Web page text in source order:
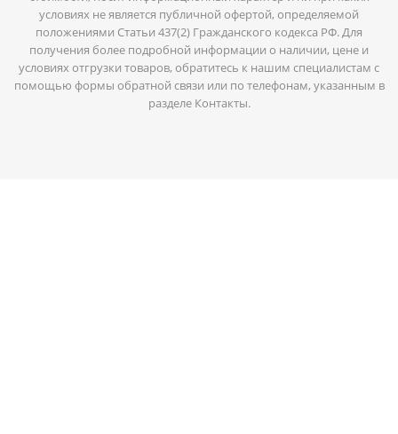
условиях не является публичной офертой, определяемой
положениями Статьи 437(2) Гражданского кодекса РФ. Для
получения более подробной информации о наличии, цене и
условиях отгрузки товаров, обратитесь к нашим специалистам с
помощью формы обратной связи или по телефонам, указанным в
разделе Контакты.